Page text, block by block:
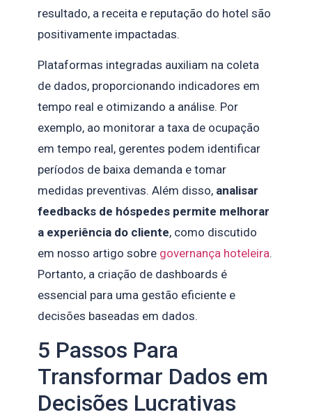
resultado, a receita e reputação do hotel são
positivamente impactadas.
Plataformas integradas auxiliam na coleta
de dados, proporcionando indicadores em
tempo real e otimizando a análise. Por
exemplo, ao monitorar a taxa de ocupação
em tempo real, gerentes podem identificar
períodos de baixa demanda e tomar
medidas preventivas. Além disso, analisar
feedbacks de hóspedes permite melhorar
a experiência do cliente, como discutido
em nosso artigo sobre governança hoteleira.
Portanto, a criação de dashboards é
essencial para uma gestão eficiente e
decisões baseadas em dados.
5 Passos Para
Transformar Dados em
Decisões Lucrativas